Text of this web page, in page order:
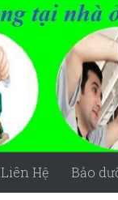
Liên Hệ Bảo